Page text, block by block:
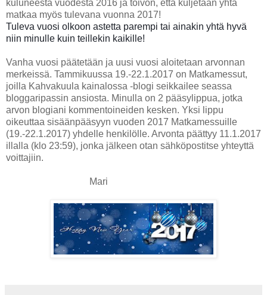
kuluneesta vuodesta 2016 ja toivon, että kuljetaan yhtä
matkaa myös tulevana vuonna 2017!
Tuleva vuosi olkoon astetta parempi tai ainakin yhtä hyvä
niin minulle kuin teillekin kaikille!
Vanha vuosi päätetään ja uusi vuosi aloitetaan arvonnan
merkeissä. Tammikuussa 19.-22.1.2017 on Matkamessut,
joilla Kahvakuula kainalossa -blogi seikkailee seassa
bloggaripassin ansiosta. Minulla on 2 pääsylippua, jotka
arvon blogiani kommentoineiden kesken. Yksi lippu
oikeuttaa sisäänpääsyyn vuoden 2017 Matkamessuille
(19.-22.1.2017) yhdelle henkilölle. Arvonta päättyy 11.1.2017
illalla (klo 23:59), jonka jälkeen otan sähköpostitse yhteyttä
voittajiin.
Mari